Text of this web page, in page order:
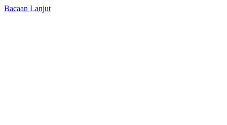
Bacaan Lanjut